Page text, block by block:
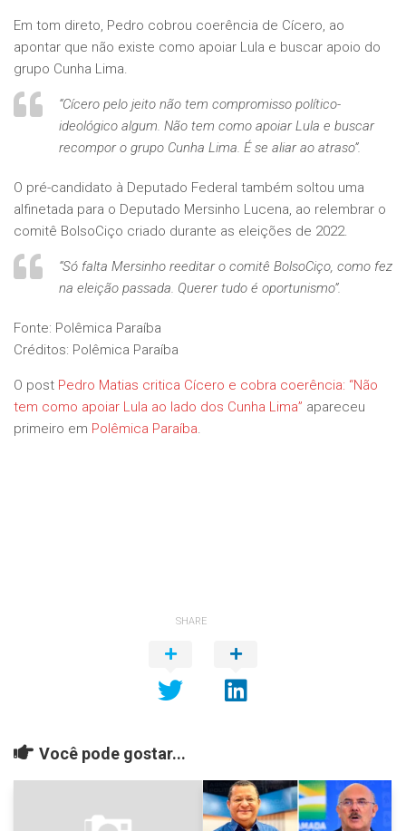
Em tom direto, Pedro cobrou coerência de Cícero, ao
apontar que não existe como apoiar Lula e buscar apoio do
grupo Cunha Lima.
“Cícero pelo jeito não tem compromisso político-
ideológico algum. Não tem como apoiar Lula e buscar
recompor o grupo Cunha Lima. É se aliar ao atraso”.
O pré-candidato à Deputado Federal também soltou uma
alfinetada para o Deputado Mersinho Lucena, ao relembrar o
comitê BolsoCiço criado durante as eleições de 2022.
“Só falta Mersinho reeditar o comitê BolsoCiço, como fez
na eleição passada. Querer tudo é oportunismo”.
Fonte: Polêmica Paraíba
Créditos: Polêmica Paraíba
O post Pedro Matias critica Cícero e cobra coerência: “Não
tem como apoiar Lula ao lado dos Cunha Lima” apareceu
primeiro em Polêmica Paraíba.
SHARE
Você pode gostar...